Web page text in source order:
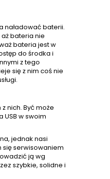
naładować baterii.
bateria nie
bateria jest w
do środka i
z tego
się z nim coś nie
nich. Być może
w swoim
jednak nasi
serwisowaniem
ją wg
szybkie, solidne i